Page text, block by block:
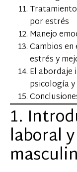
por estrés
Manejo
Cambios
estrés y
El abordaje
psicología
1.
laboral